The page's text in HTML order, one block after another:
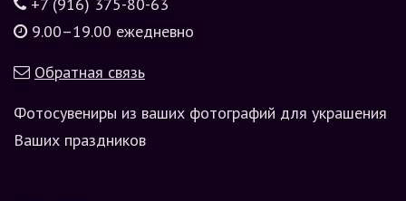
9.00–19.00 ежедневно
Обратная связь
Фотосувениры из ваших фотографий для украшения
Ваших праздников